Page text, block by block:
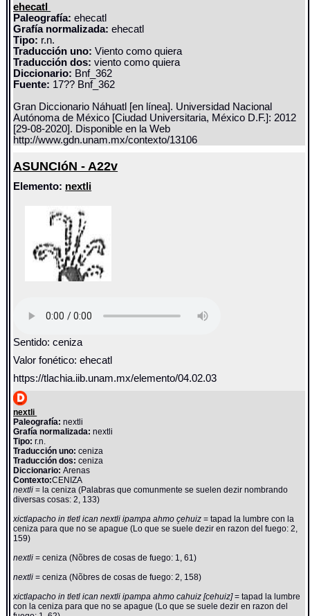
ehecatl
Paleografía: ehecatl
Grafía normalizada: ehecatl
Tipo: r.n.
Traducción uno: Viento como quiera
Traducción dos: viento como quiera
Diccionario: Bnf_362
Fuente: 17?? Bnf_362
Gran Diccionario Náhuatl [en línea]. Universidad Nacional
Autónoma de México [Ciudad Universitaria, México D.F.]: 2012
[29-08-2020]. Disponible en la Web
http://www.gdn.unam.mx/contexto/13106
ASUNCIóN - A22v
Elemento: nextli
Sentido: ceniza
Valor fonético: ehecatl
https://tlachia.iib.unam.mx/elemento/04.02.03
nextli
Paleografía: nextli
Grafía normalizada: nextli
Tipo: r.n.
Traducción uno: ceniza
Traducción dos: ceniza
Diccionario:Arenas
Contexto:CENIZA
nextli= la ceniza (Palabras que comunmente se suelen dezir nombrando
diversas cosas: 2, 133)
xictlapacho in tletl ican nextli ipampa ahmo çehuiz= tapad la lumbre con la
ceniza para que no se apague (Lo que se suele dezir en razon del fuego: 2,
159)
nextli= ceniza (Nõbres de cosas de fuego: 1, 61)
nextli= ceniza (Nõbres de cosas de fuego: 2, 158)
xictlapacho in tletl ican nextli ipampa ahmo cahuiz [cehuiz]= tapad la lumbre
con la ceniza para que no se apague (Lo que se suele dezir en razon del